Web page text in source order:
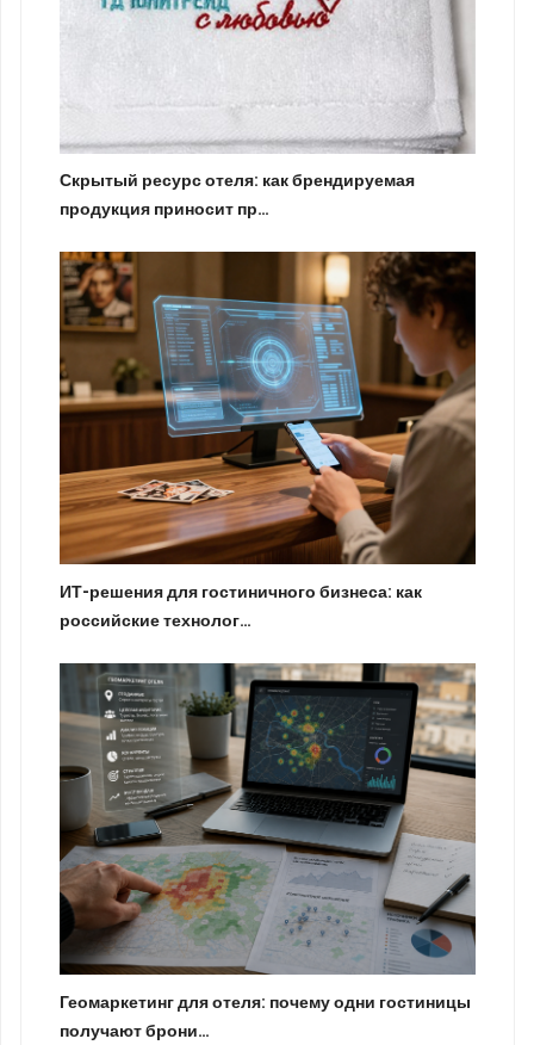
Скрытый ресурс отеля: как брендируемая
продукция приносит пр…
ИТ-решения для гостиничного бизнеса: как
российские технолог…
Геомаркетинг для отеля: почему одни гостиницы
получают брони…